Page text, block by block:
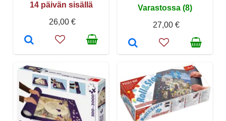
14 päivän sisällä
26,00 €
Varastossa (8)
27,00 €